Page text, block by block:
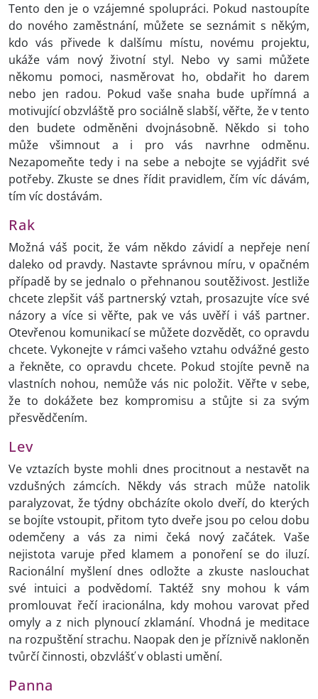
Tento den je o vzájemné spolupráci. Pokud nastoupíte
do nového zaměstnání, můžete se seznámit s někým,
kdo vás přivede k dalšímu místu, novému projektu,
ukáže vám nový životní styl. Nebo vy sami můžete
někomu pomoci, nasměrovat ho, obdařit ho darem
nebo jen radou. Pokud vaše snaha bude upřímná a
motivující obzvláště pro sociálně slabší, věřte, že v tento
den budete odměněni dvojnásobně. Někdo si toho
může všimnout a i pro vás navrhne odměnu.
Nezapomeňte tedy i na sebe a nebojte se vyjádřit své
potřeby. Zkuste se dnes řídit pravidlem, čím víc dávám,
tím víc dostávám.
Rak
Možná váš pocit, že vám někdo závidí a nepřeje není
daleko od pravdy. Nastavte správnou míru, v opačném
případě by se jednalo o přehnanou soutěživost. Jestliže
chcete zlepšit váš partnerský vztah, prosazujte více své
názory a více si věřte, pak ve vás uvěří i váš partner.
Otevřenou komunikací se můžete dozvědět, co opravdu
chcete. Vykonejte v rámci vašeho vztahu odvážné gesto
a řekněte, co opravdu chcete. Pokud stojíte pevně na
vlastních nohou, nemůže vás nic položit. Věřte v sebe,
že to dokážete bez kompromisu a stůjte si za svým
přesvědčením.
Lev
Ve vztazích byste mohli dnes procitnout a nestavět na
vzdušných zámcích. Někdy vás strach může natolik
paralyzovat, že týdny obcházíte okolo dveří, do kterých
se bojíte vstoupit, přitom tyto dveře jsou po celou dobu
odemčeny a vás za nimi čeká nový začátek. Vaše
nejistota varuje před klamem a ponoření se do iluzí.
Racionální myšlení dnes odložte a zkuste naslouchat
své intuici a podvědomí. Taktéž sny mohou k vám
promlouvat řečí iracionálna, kdy mohou varovat před
omyly a z nich plynoucí zklamání. Vhodná je meditace
na rozpuštění strachu. Naopak den je příznivě nakloněn
tvůrčí činnosti, obzvlášť v oblasti umění.
Panna